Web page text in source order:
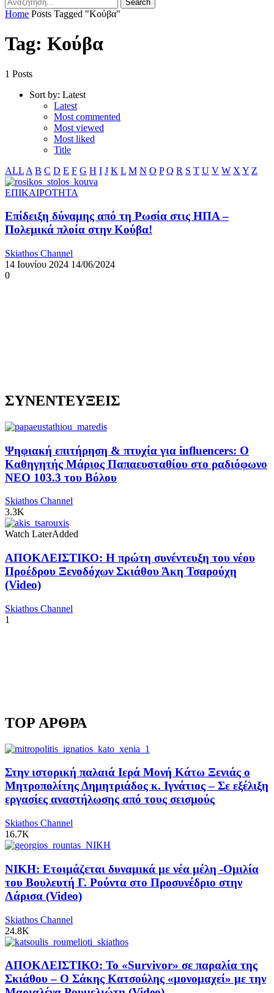
Home Posts Tagged "Κούβα"
Tag: Κούβα
1 Posts
Sort by: Latest
Latest
Most commented
Most viewed
Most liked
Title
ALL A B C D E F G H I J K L M N O P Q R S T U V W X Y Z
ΕΠΙΚΑΙΡΟΤΗΤΑ
Επίδειξη δύναμης από τη Ρωσία στις ΗΠΑ –
Πολεμικά πλοία στην Κούβα!
Skiathos Channel
14 Ιουνίου 2024 14/06/2024
0
ΣΥΝΕΝΤΕΥΞΕΙΣ
Ψηφιακή επιτήρηση & πτυχία για influencers: Ο
Καθηγητής Μάριος Παπαευσταθίου στο ραδιόφωνο
NEO 103.3 του Βόλου
Skiathos Channel
3.3K
Watch LaterAdded
ΑΠΟΚΛΕΙΣΤΙΚΟ: Η πρώτη συνέντευξη του νέου
Προέδρου Ξενοδόχων Σκιάθου Άκη Τσαρούχη
(Video)
Skiathos Channel
1
TOP ΑΡΘΡΑ
Στην ιστορική παλαιά Ιερά Μονή Κάτω Ξενιάς ο
Μητροπολίτης Δημητριάδος κ. Ιγνάτιος – Σε εξέλιξη
εργασίες αναστήλωσης από τους σεισμούς
Skiathos Channel
16.7K
ΝΙΚΗ: Ετοιμάζεται δυναμικά με νέα μέλη -Ομιλία
του Βουλευτή Γ. Ρούντα στο Προσυνέδριο στην
Λάρισα (Video)
Skiathos Channel
24.8K
ΑΠΟΚΛΕΙΣΤΙΚΟ: Το «Survivor» σε παραλία της
Σκιάθου – Ο Σάκης Κατσούλης «μονομαχεί» με την